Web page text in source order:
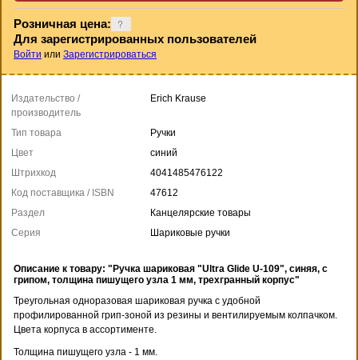
Розничная цена:
Для зарегистрированных пользователей
Войти или Зарегистрироваться
Издательство /
производитель
Erich Krause
Тип товара
Ручки
Цвет
синий
Штрихкод
4041485476122
Код поставщика / ISBN
47612
Раздел
Канцелярские товары
Серия
Шариковые ручки
Описание к товару: "Ручка шариковая "Ultra Glide U-109", синяя, с
грипом, толщина пишущего узла 1 мм, трехгранный корпус"
Треугольная одноразовая шариковая ручка с удобной
профилированной грип-зоной из резины и вентилируемым колпачком.
Цвета корпуса в ассортименте.
Толщина пишущего узла - 1 мм.